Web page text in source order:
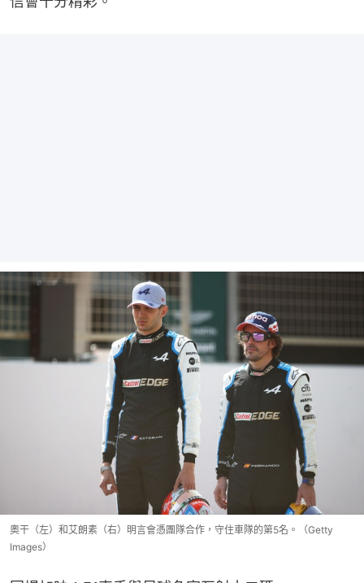
奧干（左）和艾朗素（右）明言會憑團隊合作，守住車隊的第5名。（Getty
Images）